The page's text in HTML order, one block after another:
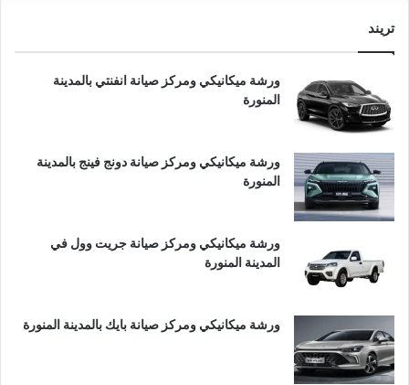
تريند
ورشة ميكانيكي ومركز صيانة انفنتي بالمدينة
المنورة
ورشة ميكانيكي ومركز صيانة دونج فينج بالمدينة
المنورة
ورشة ميكانيكي ومركز صيانة جريت وول في
المدينة المنورة
ورشة ميكانيكي ومركز صيانة بايك بالمدينة المنورة